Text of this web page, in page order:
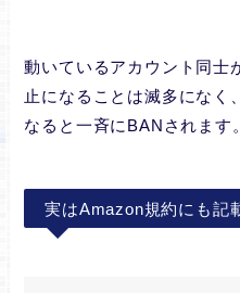
動いているアカウント同士
止になることは滅多になく
なると一斉にBANされます。
実はAmazon規約にも記